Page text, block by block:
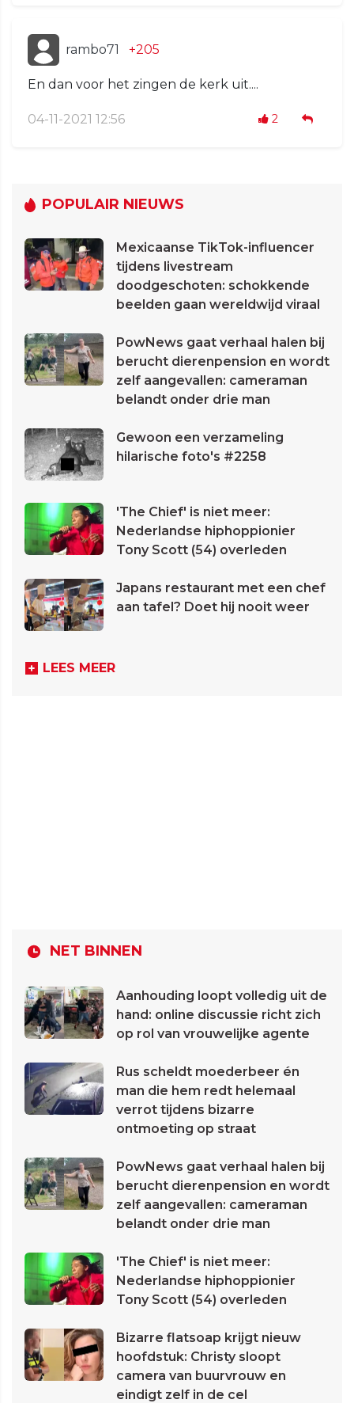
rambo71 +205
En dan voor het zingen de kerk uit....
04-11-2021 12:56 2
POPULAIR NIEUWS
Mexicaanse TikTok-influencer
tijdens livestream
doodgeschoten: schokkende
beelden gaan wereldwijd viraal
PowNews gaat verhaal halen bij
berucht dierenpension en wordt
zelf aangevallen: cameraman
belandt onder drie man
Gewoon een verzameling
hilarische foto's #2258
'The Chief' is niet meer:
Nederlandse hiphoppionier
Tony Scott (54) overleden
Japans restaurant met een chef
aan tafel? Doet hij nooit weer
LEES MEER
NET BINNEN
Aanhouding loopt volledig uit de
hand: online discussie richt zich
op rol van vrouwelijke agente
Rus scheldt moederbeer én
man die hem redt helemaal
verrot tijdens bizarre
ontmoeting op straat
PowNews gaat verhaal halen bij
berucht dierenpension en wordt
zelf aangevallen: cameraman
belandt onder drie man
'The Chief' is niet meer:
Nederlandse hiphoppionier
Tony Scott (54) overleden
Bizarre flatsoap krijgt nieuw
hoofdstuk: Christy sloopt
camera van buurvrouw en
eindigt zelf in de cel